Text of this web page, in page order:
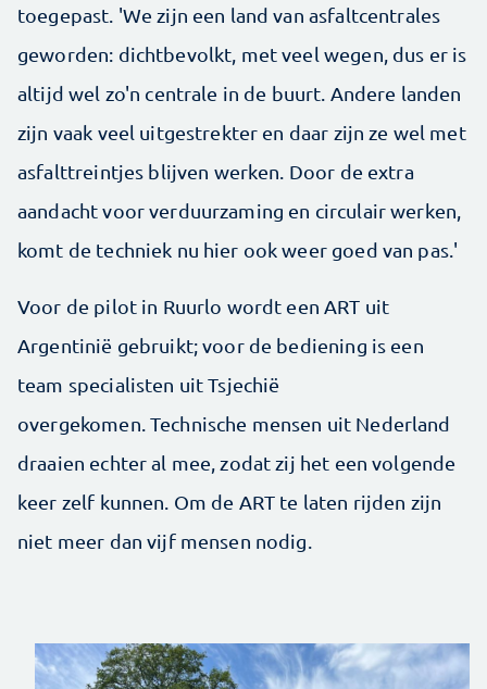
toegepast. 'We zijn een land van asfaltcentrales
geworden: dichtbevolkt, met veel wegen, dus er is
altijd wel zo'n centrale in de buurt. Andere landen
zijn vaak veel uitgestrekter en daar zijn ze wel met
asfalttreintjes blijven werken. Door de extra
aandacht voor verduurzaming en circulair werken,
komt de techniek nu hier ook weer goed van pas.'
Voor de pilot in Ruurlo wordt een ART uit
Argentinië gebruikt; voor de bediening is een
team specialisten uit Tsjechië
overgekomen. Technische mensen uit Nederland
draaien echter al mee, zodat zij het een volgende
keer zelf kunnen. Om de ART te laten rijden zijn
niet meer dan vijf mensen nodig.